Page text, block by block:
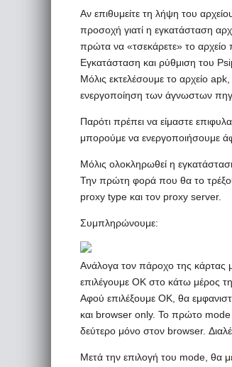
Αν επιθυμείτε τη λήψη του
προσοχή γιατί η εγκατάσταση
πρώτα να «τσεκάρετε» το αρχείο
Eγκατάσταση και ρύθμιση του
Μόλις εκτελέσουμε το αρχείο
ενεργοποίηση των άγνωστων
Παρότι πρέπει να είμαστε
μπορούμε να ενεργοποιήσουμε
Μόλις ολοκληρωθεί η
Την πρώτη φορά που θα το
proxy type και τον proxy server.
Συμπληρώνουμε:
Ανάλογα τον πάροχο της κάρτας
επιλέγουμε ΟΚ στο κάτω μέρος
Αφού επιλέξουμε ΟΚ, θα
και browser only. Το πρώτο mode
δεύτερο μόνο στον browser.
Μετά την επιλογή του mode, θα